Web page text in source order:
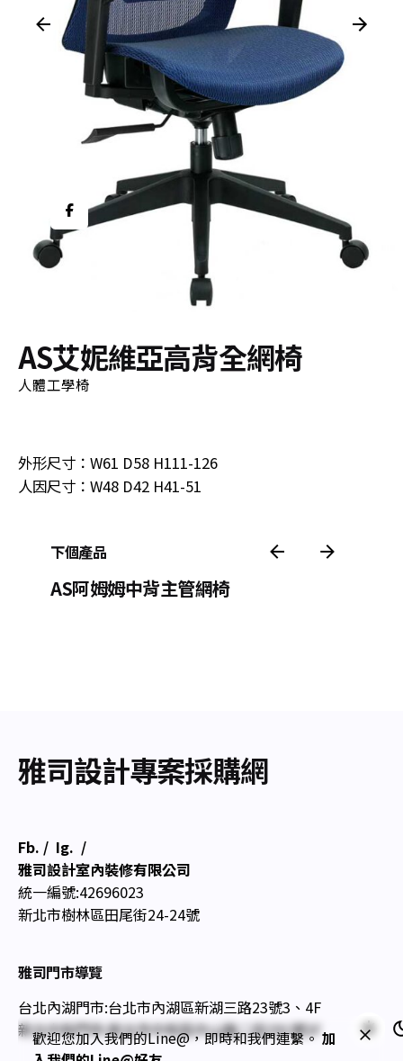
AS艾妮維亞高背全網椅
人體工學椅
外形尺寸：W61 D58 H111-126
人因尺寸：W48 D42 H41-51
下個產品
AS阿姆姆中背主管網椅
雅司設計專案採購網
Fb. / Ig. /
雅司設計室內裝修有限公司
統一編號:42696023
新北市樹林區田尾街24-24號
雅司門市導覽
台北內湖門市:台北市內湖區新湖三路23號3、4F
新北中和門市:新北市中和區中山路二段291號3F
歡迎您加入我們的Line@，即時和我們連繫。加